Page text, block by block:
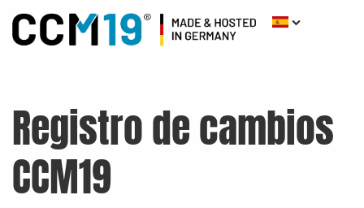
Registro de cambios
CCM19